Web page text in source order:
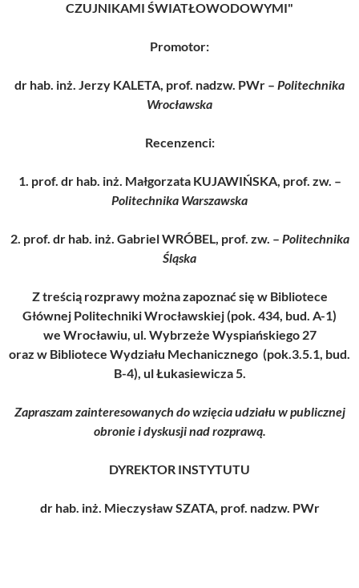
CZUJNIKAMI ŚWIATŁOWODOWYMI"
Promotor:
dr hab. inż. Jerzy KALETA, prof. nadzw. PWr – Politechnika
Wrocławska
Recenzenci:
1. prof. dr hab. inż. Małgorzata KUJAWIŃSKA, prof. zw. –
Politechnika Warszawska
2. prof. dr hab. inż. Gabriel WRÓBEL, prof. zw. – Politechnika
Śląska
Z treścią rozprawy można zapoznać się w Bibliotece
Głównej Politechniki Wrocławskiej (pok. 434, bud. A-1)
we Wrocławiu, ul. Wybrzeże Wyspiańskiego 27
oraz w Bibliotece Wydziału Mechanicznego (pok.3.5.1, bud.
B-4), ul Łukasiewicza 5.
Zapraszam zainteresowanych do wzięcia udziału w publicznej
obronie i dyskusji nad rozprawą.
DYREKTOR INSTYTUTU
dr hab. inż. Mieczysław SZATA, prof. nadzw. PWr